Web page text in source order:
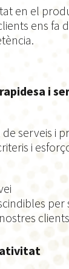
en el
ens fa
i
serveis i
i
per